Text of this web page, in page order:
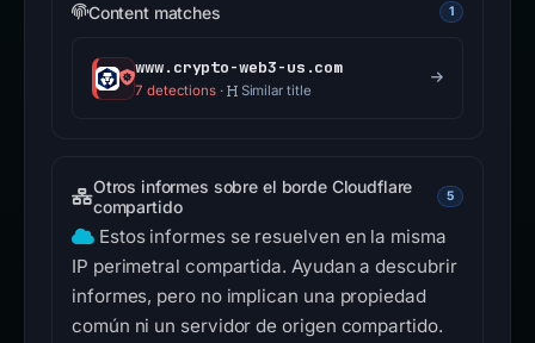
Content matches 1
www.crypto-web3-us.com
7 detections · Similar title
Otros informes sobre el borde Cloudflare
compartido
5
Estos informes se resuelven en la misma
IP perimetral compartida. Ayudan a descubrir
informes, pero no implican una propiedad
común ni un servidor de origen compartido.